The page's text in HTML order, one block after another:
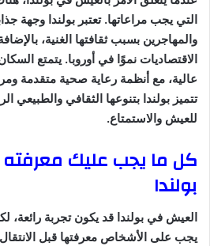
التي يجب مراعاتها. تعتبر بولندا وجهة
والمهاجرين بسبب ثقافتها الغنية،
الاقتصاديات نموًا في أوروبا. يتمتع
عالية، مع أنظمة رعاية صحية متقدمة
تتميز بولندا بتنوعها الثقافي والطبيعي
للعيش والاستمتاع.
كل ما يجب عليك
بولندا
العيش في بولندا قد يكون تجربة رائعة،
يجب على الأشخاص معرفتها قبل الانتقال